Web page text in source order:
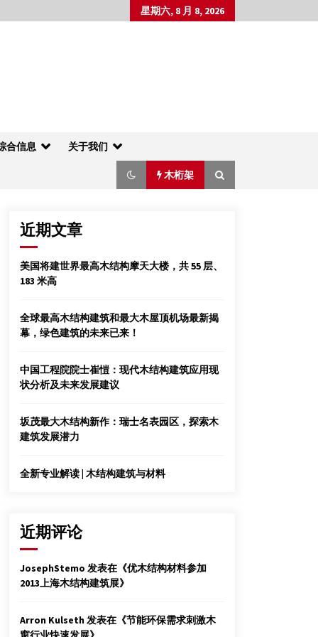
星期六, 8 月 8, 2026
合信息 关于我们
木桁架
2012年3月4日
2014年3月16日
2013年12月26日
2012年7月23日
近期文章
美国将建世界最高木结构摩天大楼，共 55 层、
183 米高
全球最高木结构建筑和最大木屋顶机场最新揭
幕，绿色建筑的未来已来！
中国工程院院士崔愷：现代木结构建筑应用现
状分析及未来发展建议
坂茂最大木结构新作：瑞士名表园区，探索木
建筑发展潜力
全新专业解读 | 木结构建筑与材料
近期评论
JosephStemo 发表在《优木结构材料参加
2013上海木结构建筑展》
Arron Kulseth发表在《节能环保需求刺激木